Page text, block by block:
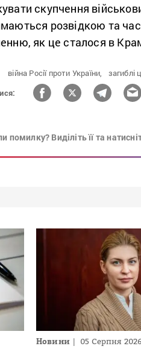
скупчення
розвідкою та
як це сталося в
війна Росії проти України, загиблі
помилку? Виділіть її та
Новини 05 Серпня 2026